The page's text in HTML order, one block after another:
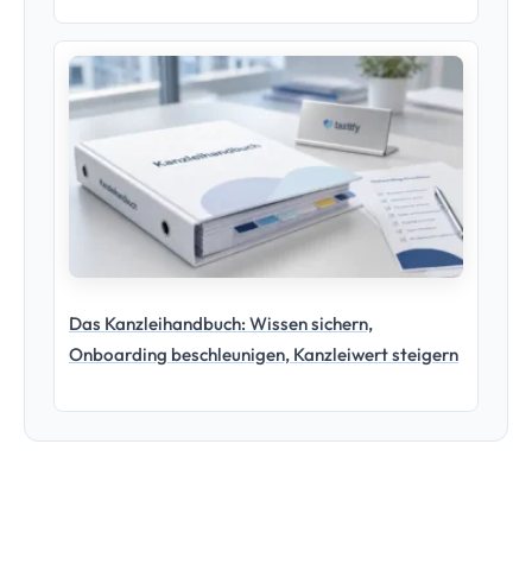
Das Kanzleihandbuch: Wissen sichern,
Onboarding beschleunigen, Kanzleiwert steigern